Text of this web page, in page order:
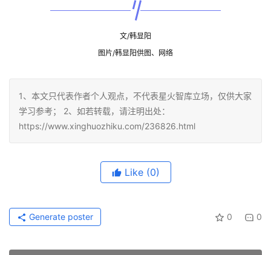
文/韩显阳
图片/韩显阳供图、网络
1、本文只代表作者个人观点，不代表星火智库立场，仅供大家
学习参考； 2、如若转载，请注明出处：
https://www.xinghuozhiku.com/236826.html
Like (0)
0 0
Generate poster